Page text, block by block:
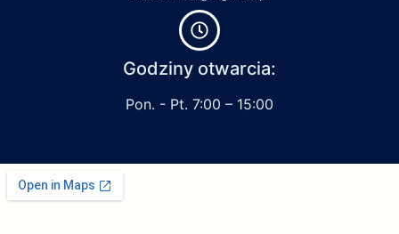
Godziny otwarcia:
Pon. - Pt. 7:00 – 15:00